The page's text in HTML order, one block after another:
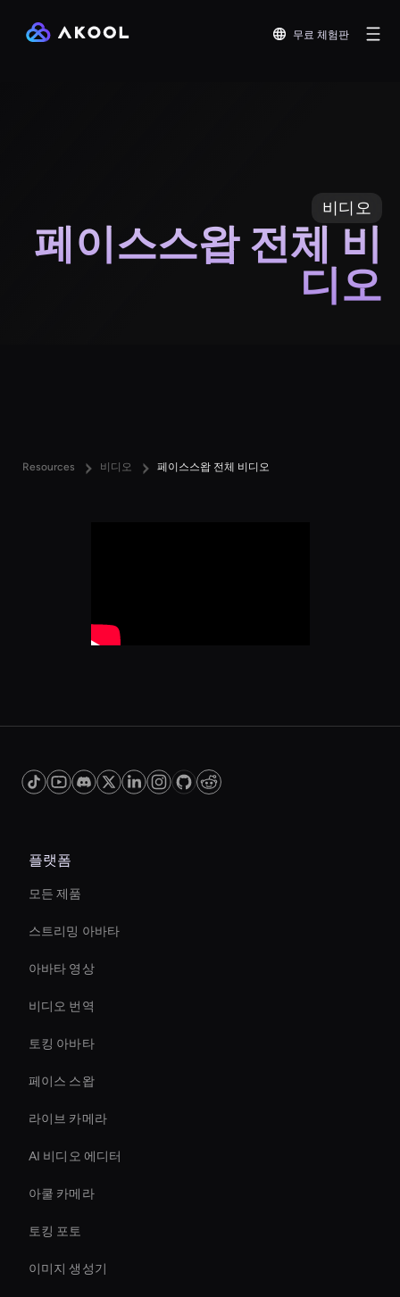
무료 체험판
비디오
페이스스왑 전체 비
디오
Resources 비디오 페이스스왑 전체 비디오
플랫폼
모든 제품
스트리밍 아바타
아바타 영상
비디오 번역
토킹 아바타
페이스 스왑
라이브 카메라
AI 비디오 에디터
아쿨 카메라
토킹 포토
이미지 생성기